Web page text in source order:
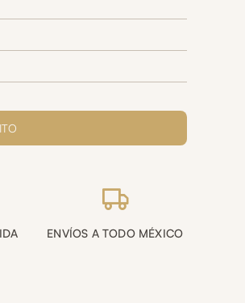
ENVÍOS A TODO MÉXICO